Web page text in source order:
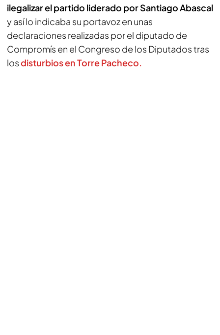
ilegalizar el partido liderado por Santiago Abascal
y así lo indicaba su portavoz en unas
declaraciones realizadas por el diputado de
Compromís en el Congreso de los Diputados tras
losdisturbios en Torre Pacheco.